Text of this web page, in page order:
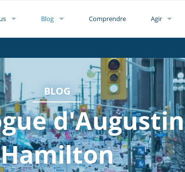
Blog Comprendre Agir
BLOG
d'Augustin
Hamilton